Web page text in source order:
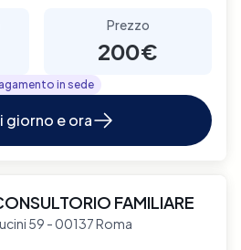
Prezzo
200€
in sede
giorno e ora
FAMILIARE
59 - 00137 Roma